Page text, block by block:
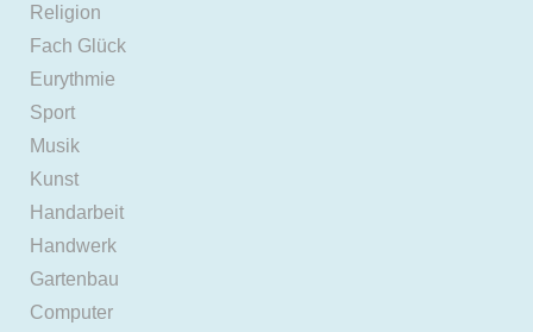
Religion
Fach Glück
Eurythmie
Sport
Musik
Kunst
Handarbeit
Handwerk
Gartenbau
Computer